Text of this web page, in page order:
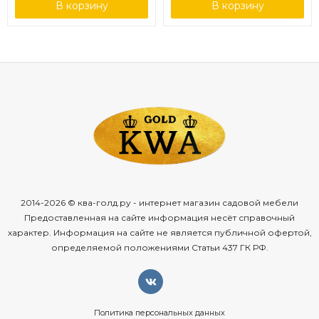
Толщина стали: 1,5 - 2 мм
Цвет металла: бежевый (полимерно-порошковое
покрытие по ГОСТ 9.410)
Тип упаковки: п/п
Кол-во коробов: 1
Производитель : Компания "Shvedstenki", Московская
В корзину
валиками)
В корзину
2014-2026 © ква-голд.ру - интернет магазин садовой мебели
Предоставленная на сайте информация несёт справочный
характер. Информация на сайте не является публичной офертой,
определяемой положениями Статьи 437 ГК РФ.
Политика персональных данных